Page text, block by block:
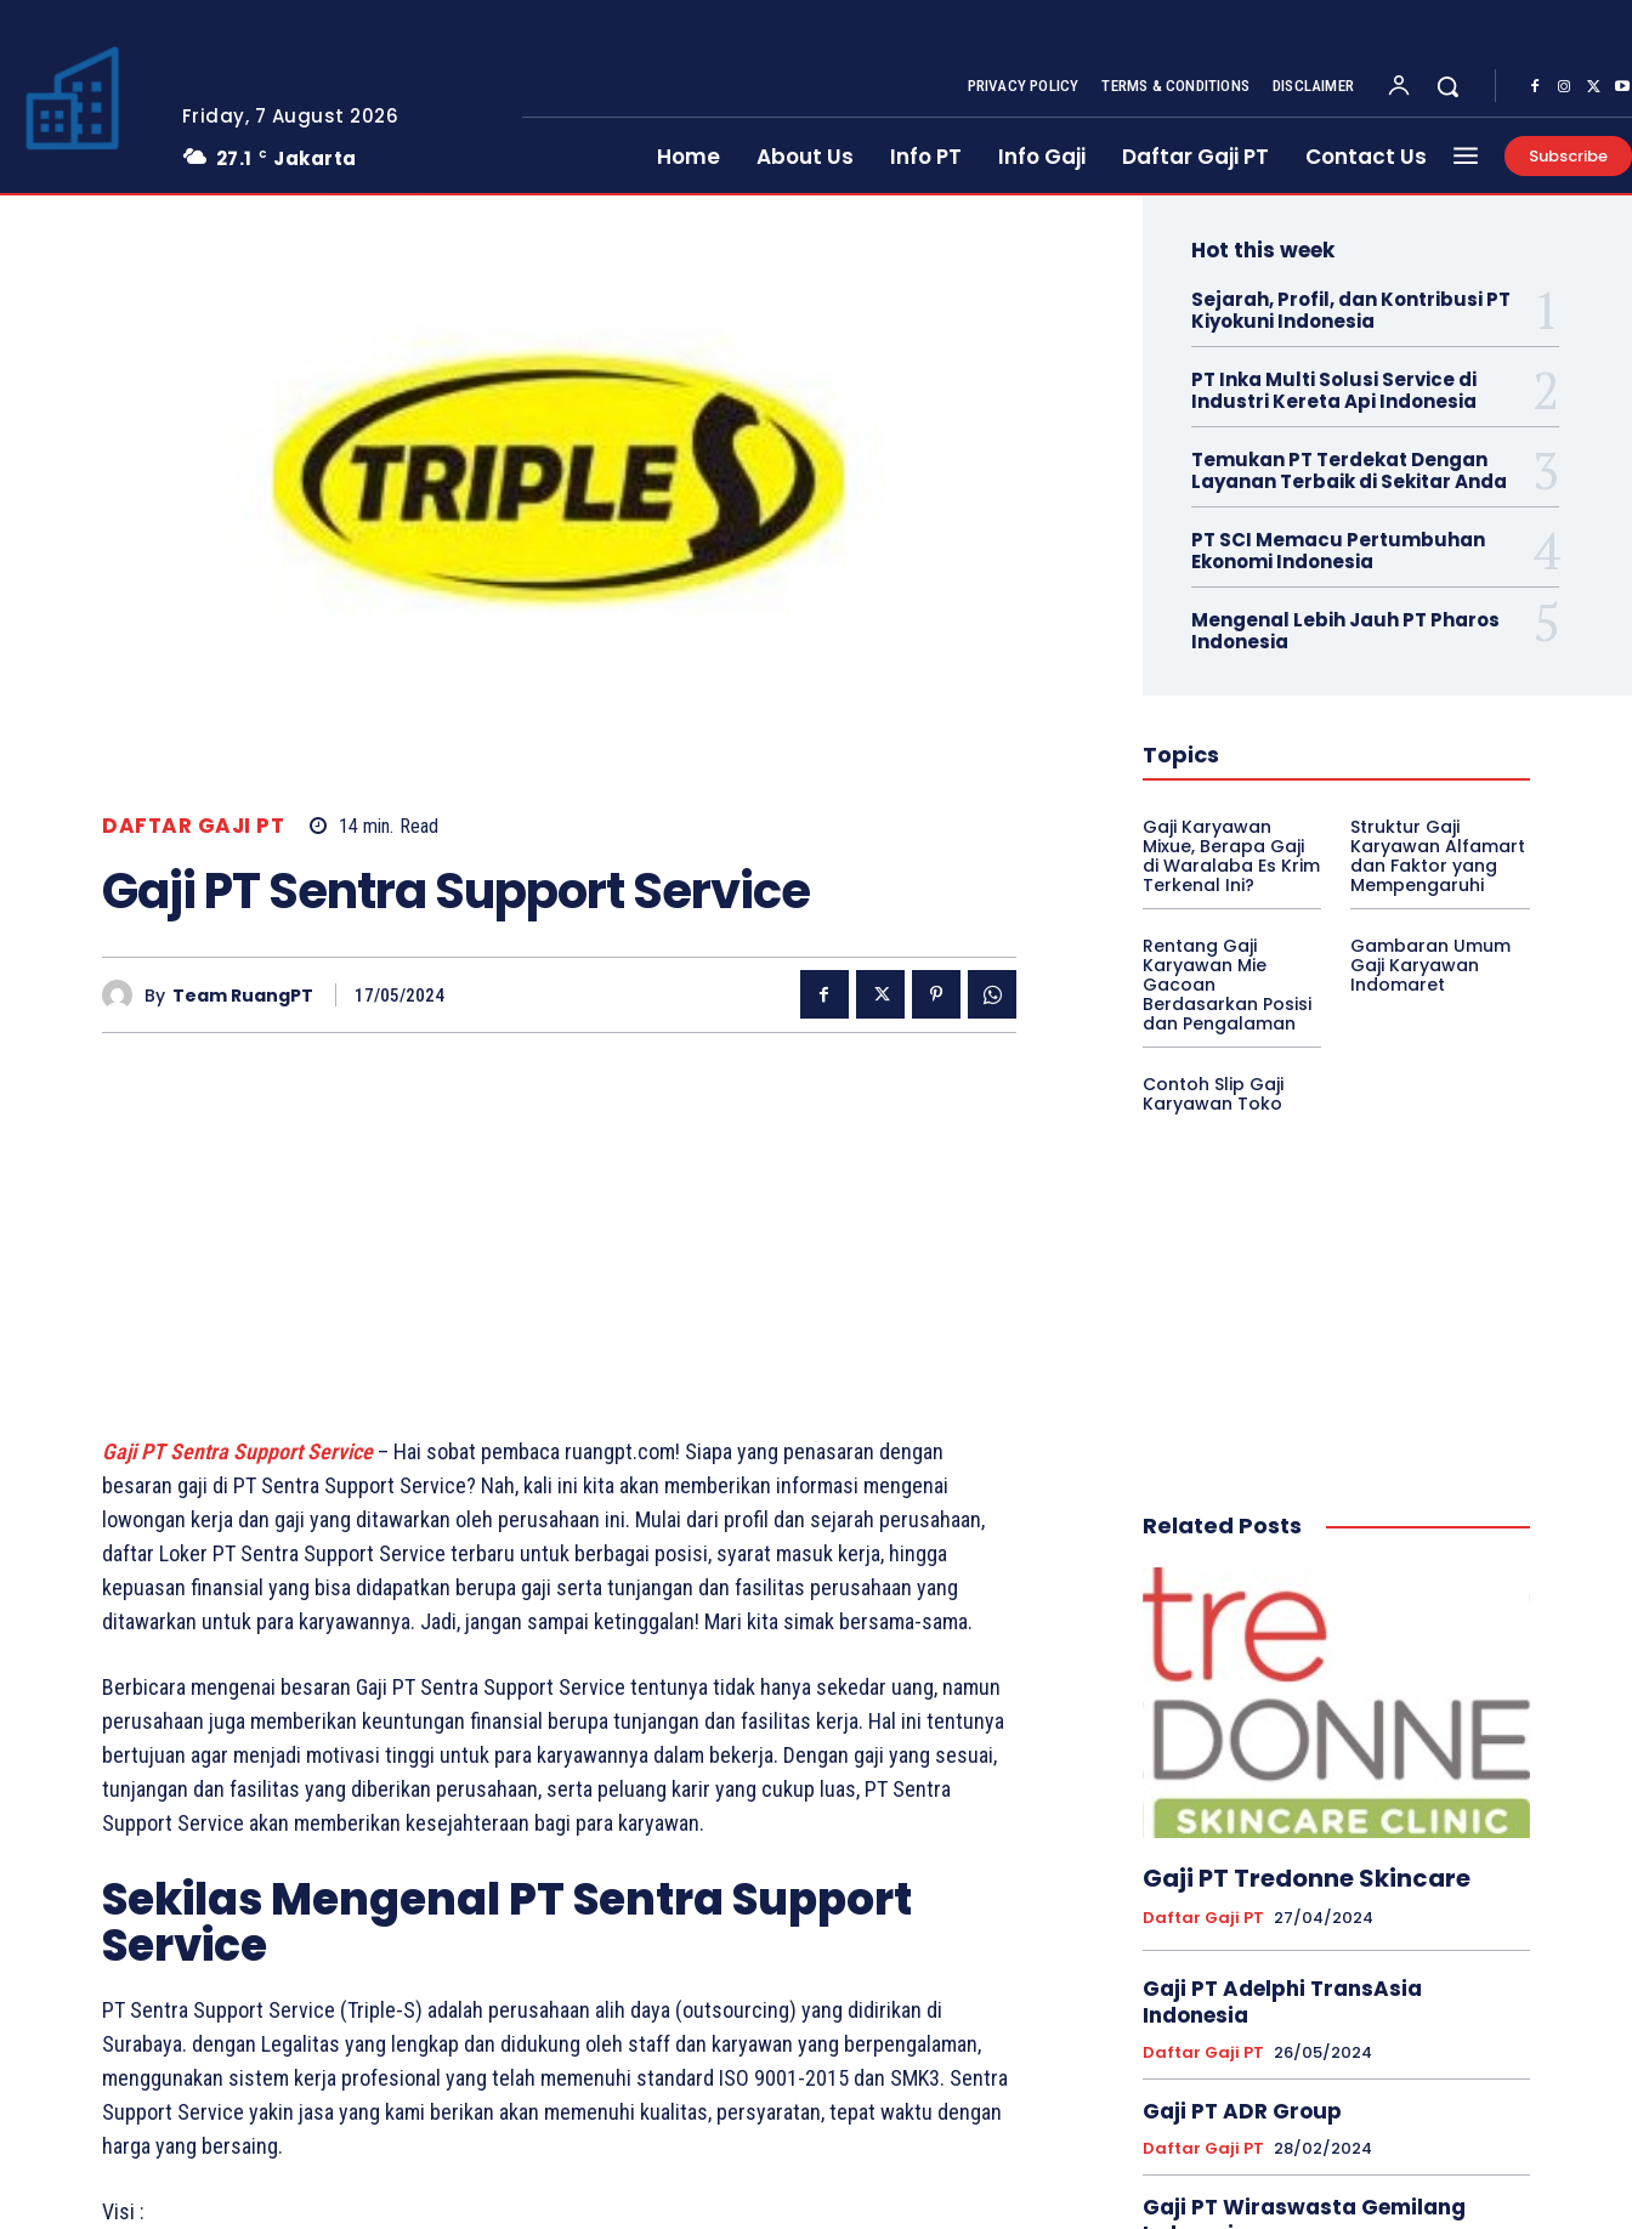
Friday, 7 August 2026
27.1
C Jakarta
PRIVACY POLICY TERMS & CONDITIONS DISCLAIMER
Home About Us Info PT Info Gaji Daftar Gaji PT Contact Us Subscribe
DAFTAR GAJI PT 14 min. Read
Gaji PT Sentra Support Service
By Team RuangPT 17/05/2024
Gaji PT Sentra Support Service– Hai sobat pembaca ruangpt.com! Siapa yang penasaran dengan
besaran gaji di PT Sentra Support Service? Nah, kali ini kita akan memberikan informasi mengenai
lowongan kerja dan gaji yang ditawarkan oleh perusahaan ini. Mulai dari profil dan sejarah perusahaan,
daftar Loker PT Sentra Support Service terbaru untuk berbagai posisi, syarat masuk kerja, hingga
kepuasan finansial yang bisa didapatkan berupa gaji serta tunjangan dan fasilitas perusahaan yang
ditawarkan untuk para karyawannya. Jadi, jangan sampai ketinggalan! Mari kita simak bersama-sama.
Berbicara mengenai besaran Gaji PT Sentra Support Service tentunya tidak hanya sekedar uang, namun
perusahaan juga memberikan keuntungan finansial berupa tunjangan dan fasilitas kerja. Hal ini tentunya
bertujuan agar menjadi motivasi tinggi untuk para karyawannya dalam bekerja. Dengan gaji yang sesuai,
tunjangan dan fasilitas yang diberikan perusahaan, serta peluang karir yang cukup luas, PT Sentra
Support Service akan memberikan kesejahteraan bagi para karyawan.
Sekilas Mengenal PT Sentra Support
Service
PT Sentra Support Service (Triple-S) adalah perusahaan alih daya (outsourcing) yang didirikan di
Surabaya. dengan Legalitas yang lengkap dan didukung oleh staff dan karyawan yang berpengalaman,
menggunakan sistem kerja profesional yang telah memenuhi standard ISO 9001-2015 dan SMK3. Sentra
Support Service yakin jasa yang kami berikan akan memenuhi kualitas, persyaratan, tepat waktu dengan
harga yang bersaing.
Visi :
Hot this week
Sejarah, Profil, dan Kontribusi PT
Kiyokuni Indonesia
PT Inka Multi Solusi Service di
Industri Kereta Api Indonesia
Temukan PT Terdekat Dengan
Layanan Terbaik di Sekitar Anda
PT SCI Memacu Pertumbuhan
Ekonomi Indonesia
Mengenal Lebih Jauh PT Pharos
Indonesia
Topics
Gaji Karyawan
Mixue, Berapa Gaji
di Waralaba Es Krim
Terkenal Ini?
Struktur Gaji
Karyawan Alfamart
dan Faktor yang
Mempengaruhi
Rentang Gaji
Karyawan Mie
Gacoan
Berdasarkan Posisi
dan Pengalaman
Gambaran Umum
Gaji Karyawan
Indomaret
Contoh Slip Gaji
Karyawan Toko
Related Posts
Gaji PT Tredonne Skincare
Daftar Gaji PT 27/04/2024
Gaji PT Adelphi TransAsia
Indonesia
Daftar Gaji PT 26/05/2024
Gaji PT ADR Group
Daftar Gaji PT 28/02/2024
Gaji PT Wiraswasta Gemilang